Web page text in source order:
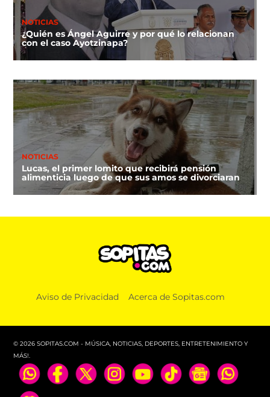
NOTICIAS
¿Quién es Ángel Aguirre y por qué lo relacionan
con el caso Ayotzinapa?
NOTICIAS
Lucas, el primer lomito que recibirá pensión
alimenticia luego de que sus amos se divorciaran
Aviso de Privacidad Acerca de Sopitas.com
© 2026 SOPITAS.COM - MÚSICA, NOTICIAS, DEPORTES, ENTRETENIMIENTO Y
MÁS!.